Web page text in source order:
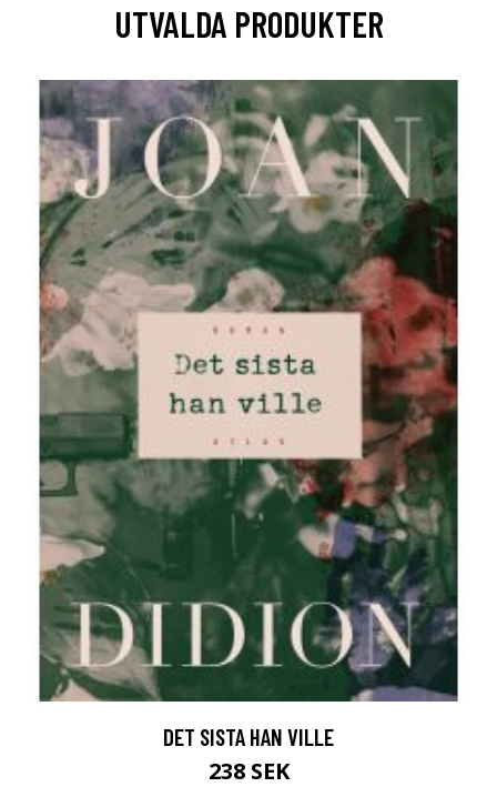
UTVALDA PRODUKTER
DET SISTA HAN VILLE
238 SEK